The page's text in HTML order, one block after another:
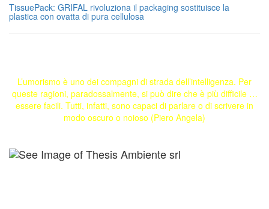
TissuePack: GRIFAL rivoluziona il packaging sostituisce la
plastica con ovatta di pura cellulosa
L’umorismo è uno dei compagni di strada dell’intelligenza. Per
queste ragioni, paradossalmente, si può dire che è più difficile …
essere facili. Tutti, infatti, sono capaci di parlare o di scrivere in
modo oscuro o noioso (Piero Angela)